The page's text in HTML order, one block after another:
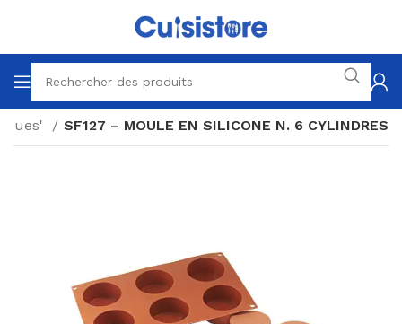
SF127 – MOULE EN SILICONE N. 6 CYLINDRES